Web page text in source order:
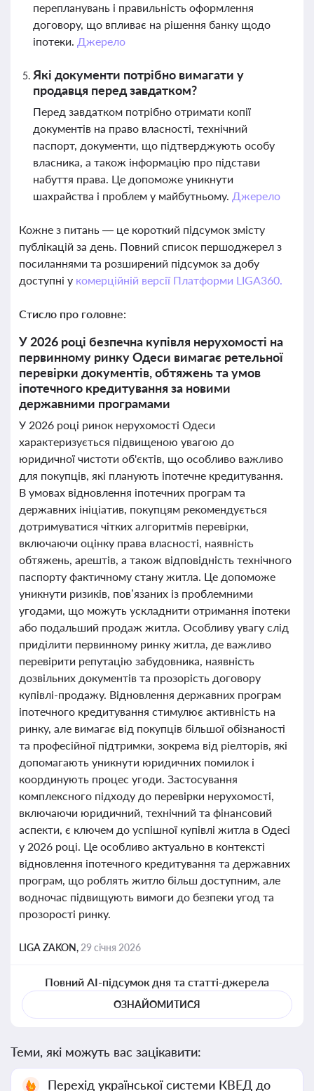
перепланувань і правильність оформлення
договору, що впливає на рішення банку щодо
іпотеки. Джерело
Які документи потрібно вимагати у
продавця перед завдатком?
Перед завдатком потрібно отримати копії
документів на право власності, технічний
паспорт, документи, що підтверджують особу
власника, а також інформацію про підстави
набуття права. Це допоможе уникнути
шахрайства і проблем у майбутньому. Джерело
Кожне з питань — це короткий підсумок змісту
публікацій за день. Повний список першоджерел з
посиланнями та розширений підсумок за добу
доступні у комерційній версії Платформи LIGA360.
Стисло про головне:
У 2026 році безпечна купівля нерухомості на
первинному ринку Одеси вимагає ретельної
перевірки документів, обтяжень та умов
іпотечного кредитування за новими
державними програмами
У 2026 році ринок нерухомості Одеси
характеризується підвищеною увагою до
юридичної чистоти об'єктів, що особливо важливо
для покупців, які планують іпотечне кредитування.
В умовах відновлення іпотечних програм та
державних ініціатив, покупцям рекомендується
дотримуватися чітких алгоритмів перевірки,
включаючи оцінку права власності, наявність
обтяжень, арештів, а також відповідність технічного
паспорту фактичному стану житла. Це допоможе
уникнути ризиків, пов’язаних із проблемними
угодами, що можуть ускладнити отримання іпотеки
або подальший продаж житла. Особливу увагу слід
приділити первинному ринку житла, де важливо
перевірити репутацію забудовника, наявність
дозвільних документів та прозорість договору
купівлі-продажу. Відновлення державних програм
іпотечного кредитування стимулює активність на
ринку, але вимагає від покупців більшої обізнаності
та професійної підтримки, зокрема від ріелторів, які
допомагають уникнути юридичних помилок і
координують процес угоди. Застосування
комплексного підходу до перевірки нерухомості,
включаючи юридичний, технічний та фінансовий
аспекти, є ключем до успішної купівлі житла в Одесі
у 2026 році. Це особливо актуально в контексті
відновлення іпотечного кредитування та державних
програм, що роблять житло більш доступним, але
водночас підвищують вимоги до безпеки угод та
прозорості ринку.
LIGA ZAKON, 29 січня 2026
Повний AI-підсумок дня та статті-джерела
ОЗНАЙОМИТИСЯ
Теми, які можуть вас зацікавити:
Перехід української системи КВЕД до